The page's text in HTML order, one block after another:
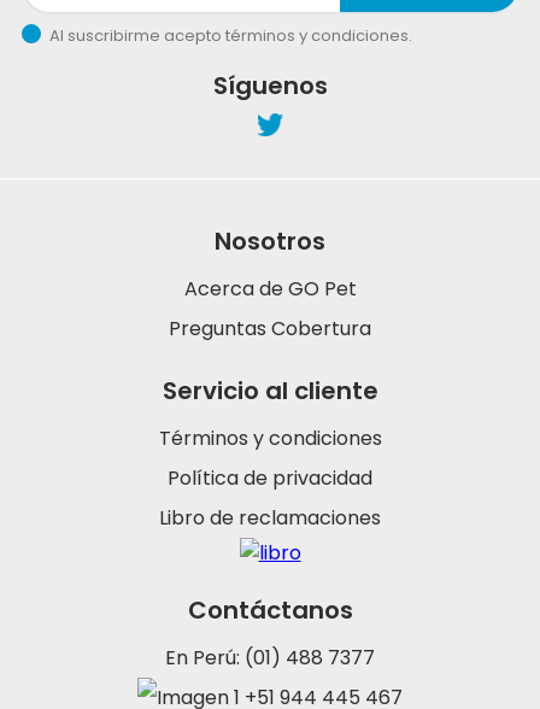
Al suscribirme acepto términos y condiciones.
Síguenos
Contáctanos
En Perú: (01) 488 7377
+51 944 445 467
Servicio al cliente
Términos y condiciones
Política de privacidad
Libro de reclamaciones
Nosotros
Acerca de GO Pet
Preguntas Cobertura